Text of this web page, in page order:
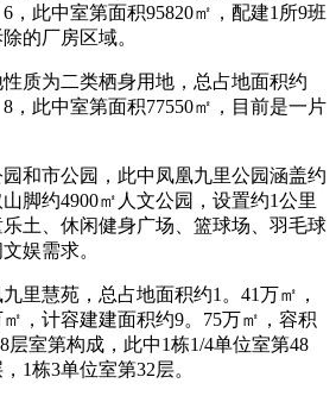
，此中室第面积95820㎡，配建1所9班
的厂房区域。
为二类栖身用地，总占地面积约
，此中室第面积77550㎡，目前是一片
市公园，此中凤凰九里公园涵盖约
脚约4900㎡人文公园，设置约1公里
土、休闲健身广场、篮球场、羽毛球
娱需求。
慧苑，总占地面积约1。41万㎡，
，计容建建面积约9。75万㎡，容积
层室第构成，此中1栋1/4单位室第48
1栋3单位室第32层。